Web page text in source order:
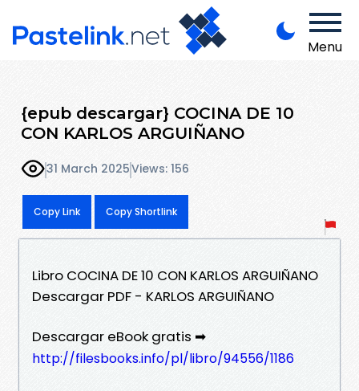
Menu
{epub descargar} COCINA DE 10
CON KARLOS ARGUIÑANO
31 March 2025Views: 156
Copy Link Copy Shortlink
Libro COCINA DE 10 CON KARLOS ARGUIÑANO
Descargar PDF - KARLOS ARGUIÑANO
Descargar eBook gratis ➡
http://filesbooks.info/pl/libro/94556/1186